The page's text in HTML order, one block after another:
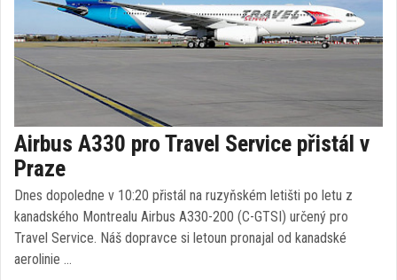
Airbus A330 pro Travel Service přistál v
Praze
Dnes dopoledne v 10:20 přistál na ruzyňském letišti po letu z
kanadského Montrealu Airbus A330-200 (C-GTSI) určený pro
Travel Service. Náš dopravce si letoun pronajal od kanadské
aerolinie …